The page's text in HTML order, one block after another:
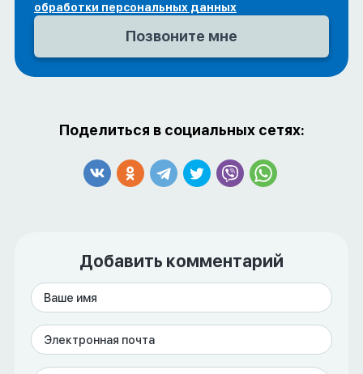
обработки персональных данных
Поделиться в социальных сетях:
Добавить комментарий